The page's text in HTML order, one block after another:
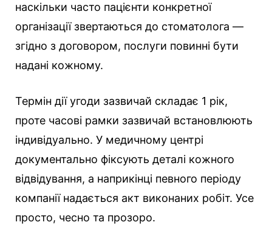
наскільки часто пацієнти конкретної
організації звертаються до стоматолога —
згідно з договором, послуги повинні бути
надані кожному.
Термін дії угоди зазвичай складає 1 рік,
проте часові рамки зазвичай встановлюють
індивідуально. У медичному центрі
документально фіксують деталі кожного
відвідування, а наприкінці певного періоду
компанії надається акт виконаних робіт. Усе
просто, чесно та прозоро.